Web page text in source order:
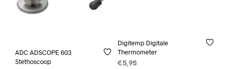
ADC ADSCOPE 603
Stethoscoop
Digitemp Digitale
Thermometer
€5,95